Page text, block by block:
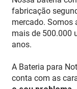
fabricação
mercado. Somos
mais de 500.000
anos.
A Bateria para
conta com as